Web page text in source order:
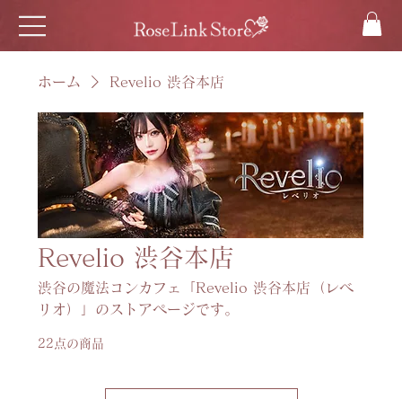
ホーム Revelio 渋谷本店
Revelio 渋谷本店
渋谷の魔法コンカフェ「Revelio 渋谷本店（レベ
リオ）」のストアページです。
22点の商品